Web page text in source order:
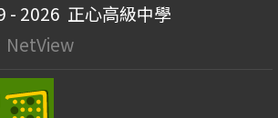
- 2026 正心高級中學
NetView